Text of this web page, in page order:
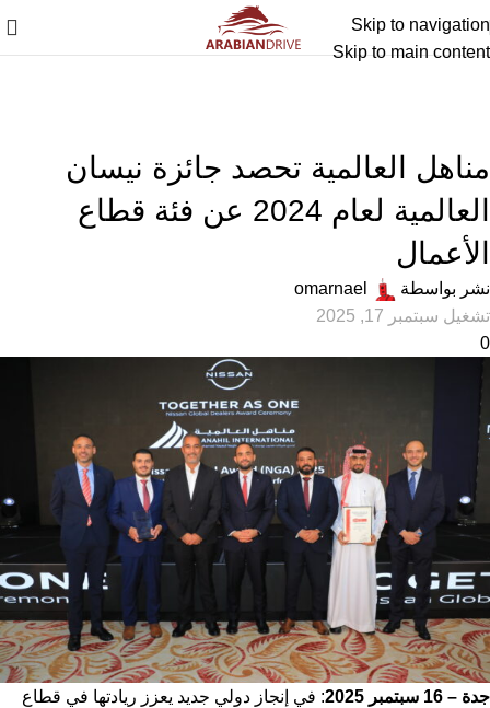
Skip to navigation
Skip to main content
مناهل العالمية تحصد جائزة نيسان
العالمية لعام 2024 عن فئة قطاع
الأعمال
نشر بواسطة
omarnael
تشغيل سبتمبر 17, 2025
0
جدة – 16 سبتمبر 2025
: في إنجاز دولي جديد يعزز ريادتها في قطاع